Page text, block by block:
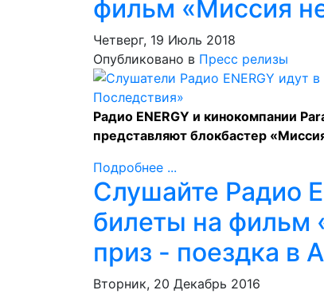
фильм «Миссия
Четверг, 19 Июль 2018
Опубликовано в Пресс релизы
Радио ENERGY и кинокомпании
представляют блокбастер
Подробнее ...
Слушайте Радио
билеты на фильм
приз - поездка в
Вторник, 20 Декабрь 2016